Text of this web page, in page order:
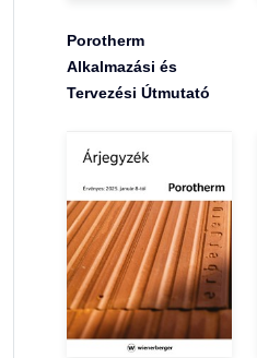
Porotherm
Alkalmazási és
Tervezési Útmutató